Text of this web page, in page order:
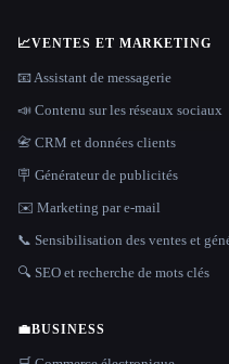
📈VENTES ET MARKETING
📧 Assistant de messagerie
📣 Contenu sur les réseaux sociaux
📇 CRM et données clients
🪧 Générateur de publicités
✉️ Marketing par e-mail
📞 Sensibilisation des ventes et
🔍 SEO et recherche de mots clés
💼BUSINESS